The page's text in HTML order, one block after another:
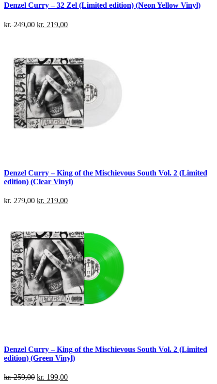
Denzel Curry – 32 Zel (Limited edition) (Neon Yellow Vinyl)
kr.249,00 kr. 219,00
Denzel Curry – King of the Mischievous South Vol. 2 (Limited
edition) (Clear Vinyl)
kr.279,00 kr. 219,00
Denzel Curry – King of the Mischievous South Vol. 2 (Limited
edition) (Green Vinyl)
kr.259,00 kr. 199,00